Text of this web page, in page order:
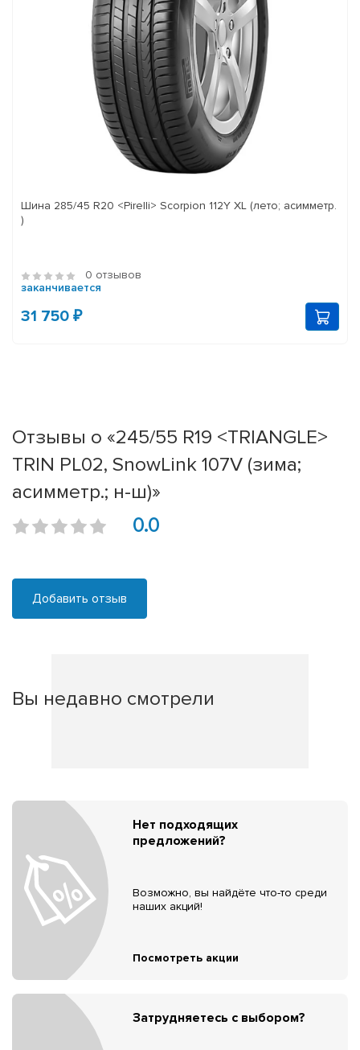
Шина 285/45 R20 <Pirelli> Scorpion 112Y XL (лето; асимметр.
)
0 отзывов
заканчивается
31 750 ₽
Отзывы о «245/55 R19 <TRIANGLE>
TRIN PL02, SnowLink 107V (зима;
асимметр.; н-ш)»
0.0
Добавить отзыв
Вы недавно смотрели
Нет подходящих
предложений?
Возможно, вы найдёте что-то среди
наших акций!
Посмотреть акции
Затрудняетесь с выбором?